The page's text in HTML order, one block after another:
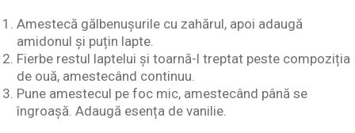
Amestecă gălbenușurile cu zahărul, apoi adaugă
amidonul și puțin lapte.
Fierbe restul laptelui și toarnă-l treptat peste compoziția
de ouă, amestecând continuu.
Pune amestecul pe foc mic, amestecând până se
îngroașă. Adaugă esența de vanilie.